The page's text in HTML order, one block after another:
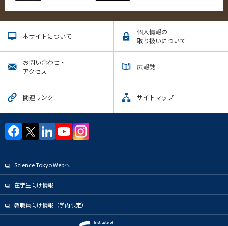
本サイトについて
個人情報の
取り扱いについて
お問い合わせ・
アクセス
広報誌
関連リンク サイトマップ
Science Tokyo Webヘ
在学生向け情報
教職員向け情報（学内限定）